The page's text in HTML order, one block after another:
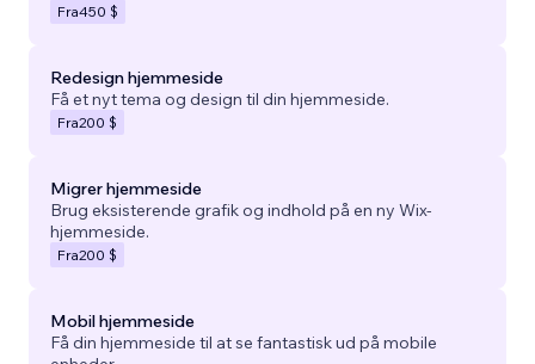
Fra450 $
Redesign hjemmeside
Få et nyt tema og design til din hjemmeside.
Fra200 $
Migrer hjemmeside
Brug eksisterende grafik og indhold på en ny Wix-
hjemmeside.
Fra200 $
Mobil hjemmeside
Få din hjemmeside til at se fantastisk ud på mobile